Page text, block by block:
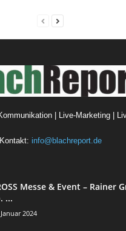
| Live-Marketing |
Kontakt: info@blachreport.de
Messe & Event – Rainer
...
2024